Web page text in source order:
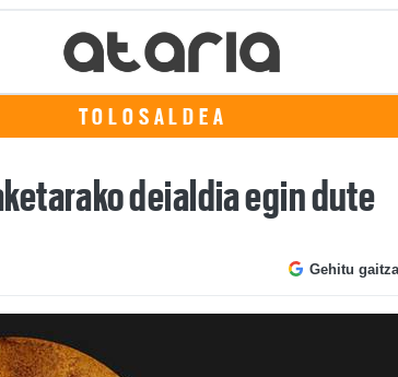
TOLOSALDEA
deialdia egin dute
Gehitu